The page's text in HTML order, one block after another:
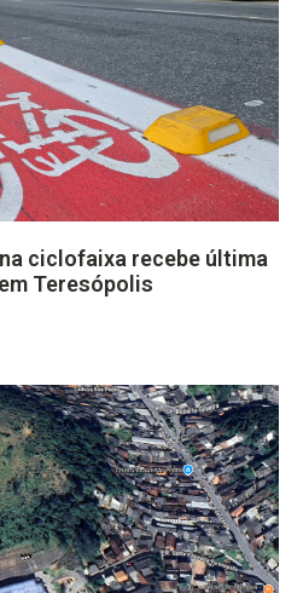
ciclofaixa recebe última
Teresópolis